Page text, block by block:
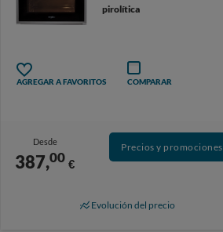
pirolítica
AGREGAR A FAVORITOS COMPARAR
Desde
387,00 €
Precios y promociones
Evolución del precio